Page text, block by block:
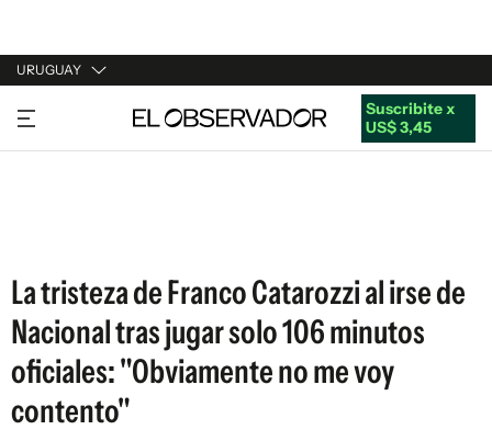
URUGUAY
URUGUAY
ARGENTINA
Suscribite x
US$ 3,45
La tristeza de Franco Catarozzi al irse de
Nacional tras jugar solo 106 minutos
oficiales: "Obviamente no me voy
contento"